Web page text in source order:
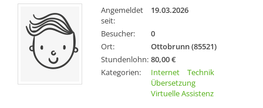
Angemeldet
seit:
19.03.2026
Besucher:
0
Ort:
Ottobrunn (85521)
Stundenlohn: 80,00 €
Kategorien:
Internet
Technik
Übersetzung
Virtuelle Assistenz